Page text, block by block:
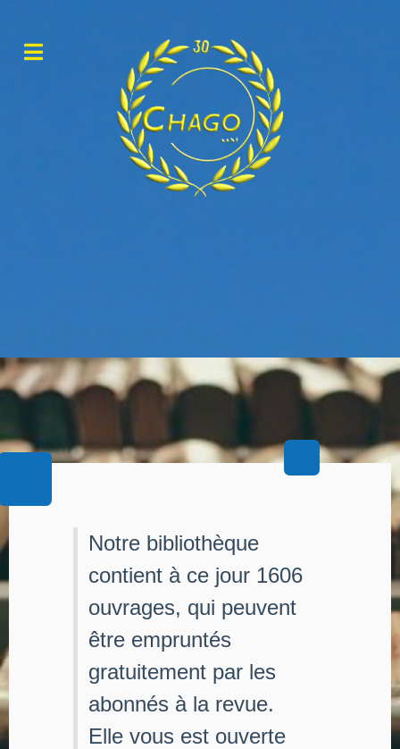
Notre bibliothèque
contient à ce jour 1606
ouvrages, qui peuvent
être empruntés
gratuitement par les
abonnés à la revue.
Elle vous est ouverte